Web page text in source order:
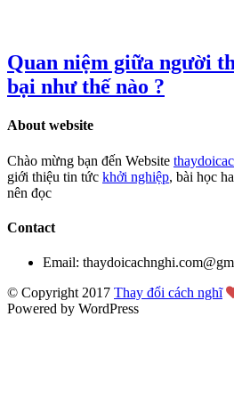
Quan niệm giữa người
bại như thế nào ?
About website
Chào mừng bạn đến Website
giới thiệu tin tức khởi nghiệp, bài học
nên đọc
Contact
Email:
© Copyright 2017 Thay đổi cách nghĩ
Powered by WordPress